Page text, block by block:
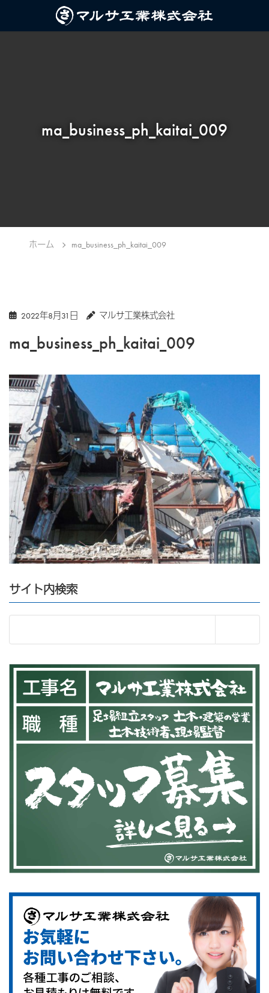
ma_business_ph_kaitai_009
ホーム ma_business_ph_kaitai_009
2022年8月31日 マルサ工業株式会社
ma_business_ph_kaitai_009
サイト内検索